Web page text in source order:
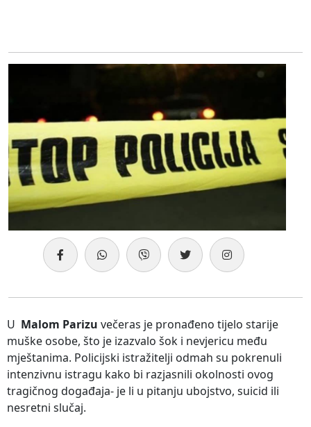
U Malom Parizu večeras je pronađeno tijelo starije
muške osobe, što je izazvalo šok i nevjericu među
mještanima. Policijski istražitelji odmah su pokrenuli
intenzivnu istragu kako bi razjasnili okolnosti ovog
tragičnog događaja- je li u pitanju ubojstvo, suicid ili
nesretni slučaj.